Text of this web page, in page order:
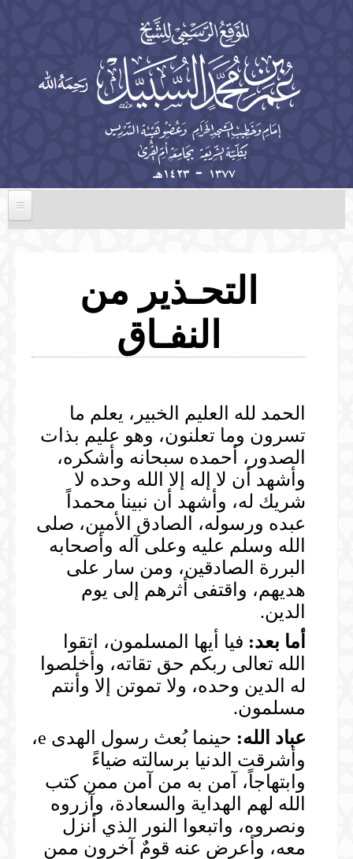
المحاضرات
المكتبة الصوتية
الخطب
المحاضرات
التحـذير من
النفـاق
الحمد لله العليم الخبير، يعلم ما
تسرون وما تعلنون، وهو عليم بذات
الصدور، أحمده سبحانه وأشكره،
وأشهد أن لا إله إلا الله وحده لا
شريك له، وأشهد أن نبينا محمداً
عبده ورسوله، الصادق الأمين، صلى
الله وسلم عليه وعلى آله وأصحابه
البررة الصادقين، ومن سار على
هديهم، واقتفى أثرهم إلى يوم
الدين.
أما بعد: فيا أيها المسلمون، اتقوا
الله تعالى ربكم حق تقاته، وأخلصوا
له الدين وحده، ولا تموتن إلا وأنتم
مسلمون.
عباد الله:
حينما بُعث رسول الهدى e،
وأشرقت الدنيا برسالته ضياءً
وابتهاجاً، آمن به من آمن ممن كتب
الله لهم الهداية والسعادة، وآزروه
ونصروه، واتبعوا النور الذي أنزل
معه، وأعرض عنه قومٌ آخرون ممن